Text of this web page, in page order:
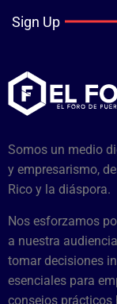
Sign Up
Somos un medio
y empresarismo,
Rico y la diáspora.
Nos esforzamos
a nuestra
tomar decisiones
esenciales para
consejos prácticos